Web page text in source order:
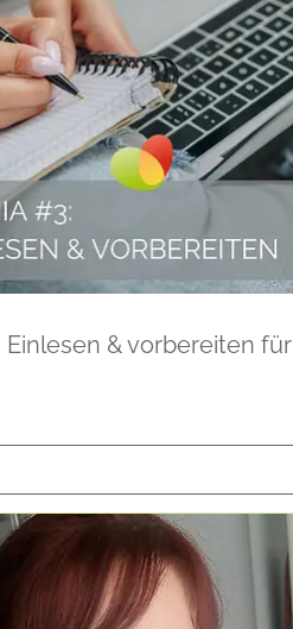
Einlesen & vorbereiten für